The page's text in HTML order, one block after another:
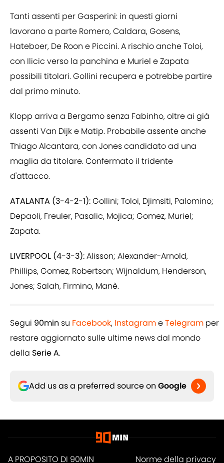
Tanti assenti per Gasperini: in questi giorni
lavorano a parte Romero, Caldara, Gosens,
Hateboer, De Roon e Piccini. A rischio anche Toloi,
con Ilicic verso la panchina e Muriel e Zapata
possibili titolari. Gollini recupera e potrebbe partire
dal primo minuto.
Klopp arriva a Bergamo senza Fabinho, oltre ai già
assenti Van Dijk e Matip. Probabile assente anche
Thiago Alcantara, con Jones candidato ad una
maglia da titolare. Confermato il tridente
d'attacco.
ATALANTA (3-4-2-1):Gollini; Toloi, Djimsiti, Palomino;
Depaoli, Freuler, Pasalic, Mojica; Gomez, Muriel;
Zapata.
LIVERPOOL (4-3-3):Alisson; Alexander-Arnold,
Phillips, Gomez, Robertson; Wijnaldum, Henderson,
Jones; Salah, Firmino, Manè.
Segui 90min su Facebook, InstagrameTelegram per
restare aggiornato sulle ultime news dal mondo
della Serie A.
Add us as a preferred source on Google
A PROPOSITO DI 90MIN Norme della privacy